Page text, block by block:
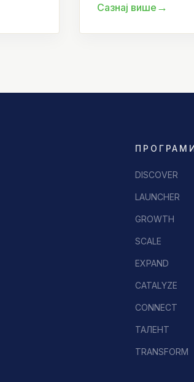
Сазнај више →
DISCOVER
LAUNCHER
GROWTH
SCALE
EXPAND
CATALYZE
CONNECT
ТАЛЕНТ
TRANSFORM